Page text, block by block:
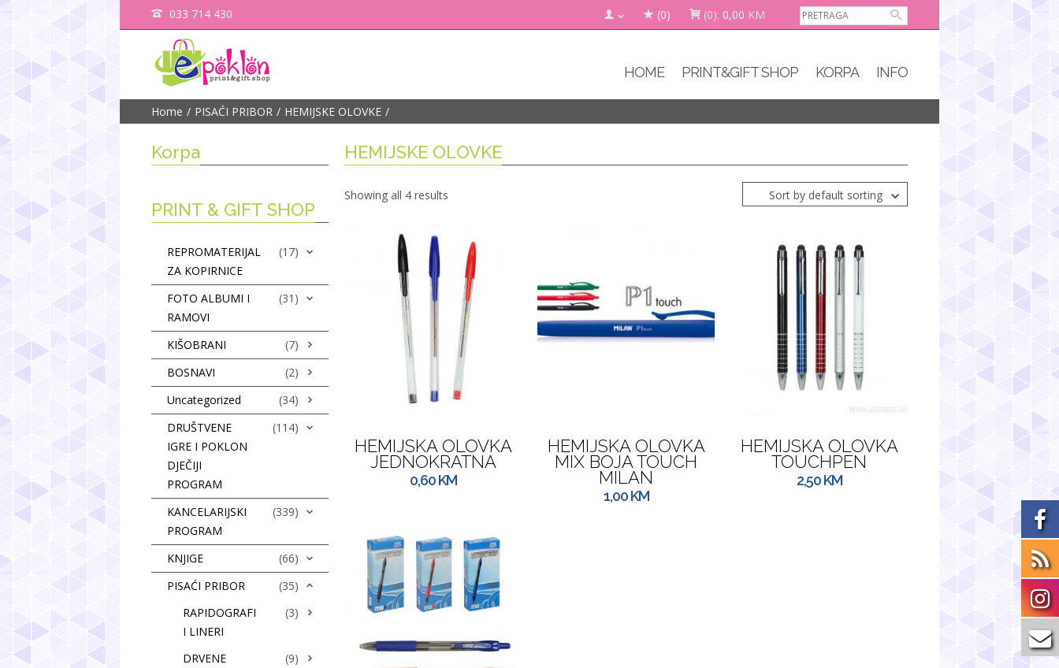
033 714 430 (0) (0): 0,00 KM
HOME PRINT&GIFT SHOP KORPA INFO
Home PISAĆI PRIBOR HEMIJSKE OLOVKE
HEMIJSKE OLOVKE
Showing all 4 results Sort by default sorting
HEMIJSKA OLOVKA
JEDNOKRATNA
0,60KM
HEMIJSKA OLOVKA
MIX BOJA TOUCH
MILAN
1,00KM
HEMIJSKA OLOVKA
TOUCHPEN
2,50KM
Korpa
PRINT & GIFT SHOP
REPROMATERIJAL
ZA KOPIRNICE
(17)
FOTO ALBUMI I
RAMOVI
(31)
KIŠOBRANI
(7)
BOSNAVI
(2)
Uncategorized
(34)
DRUŠTVENE
IGRE I POKLON
DJEČIJI
PROGRAM
(114)
KANCELARIJSKI
PROGRAM
(339)
KNJIGE
(66)
PISAĆI PRIBOR
(35)
RAPIDOGRAFI
I LINERI
(3)
DRVENE
(9)